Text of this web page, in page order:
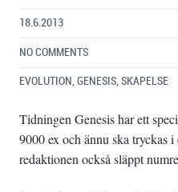
18.6.2013
NO COMMENTS
EVOLUTION, GENESIS, SKAPELSE
Tidningen Genesis har ett
9000 ex och ännu ska tryckas
redaktionen också släppt